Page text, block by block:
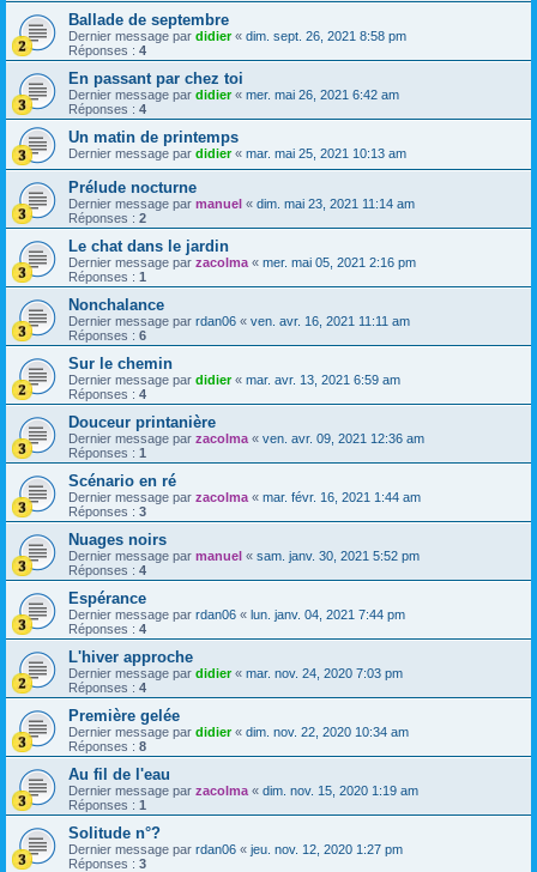
Ballade de septembre
Dernier message par didier« dim. sept. 26, 2021 8:58 pm
Réponses : 4
En passant par chez toi
Dernier message par didier« mer. mai 26, 2021 6:42 am
Réponses : 4
Un matin de printemps
Dernier message par didier« mar. mai 25, 2021 10:13 am
Prélude nocturne
Dernier message par manuel « dim. mai 23, 2021 11:14 am
Réponses : 2
Le chat dans le jardin
Dernier message par zacolma « mer. mai 05, 2021 2:16 pm
Réponses : 1
Nonchalance
Dernier message par rdan06 « ven. avr. 16, 2021 11:11 am
Réponses : 6
Sur le chemin
Dernier message par didier« mar. avr. 13, 2021 6:59 am
Réponses : 4
Douceur printanière
Dernier message par zacolma « ven. avr. 09, 2021 12:36 am
Réponses : 1
Scénario en ré
Dernier message par zacolma « mar. févr. 16, 2021 1:44 am
Réponses : 3
Nuages noirs
Dernier message par manuel « sam. janv. 30, 2021 5:52 pm
Réponses : 4
Espérance
Dernier message par rdan06 « lun. janv. 04, 2021 7:44 pm
Réponses : 4
L'hiver approche
Dernier message par didier« mar. nov. 24, 2020 7:03 pm
Réponses : 4
Première gelée
Dernier message par didier« dim. nov. 22, 2020 10:34 am
Réponses : 8
Au fil de l'eau
Dernier message par zacolma « dim. nov. 15, 2020 1:19 am
Réponses : 1
Solitude n°?
Dernier message par rdan06 « jeu. nov. 12, 2020 1:27 pm
Réponses : 3